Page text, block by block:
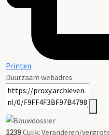
Printen
Duurzaam webadres
1239Cuijk: Veranderen/